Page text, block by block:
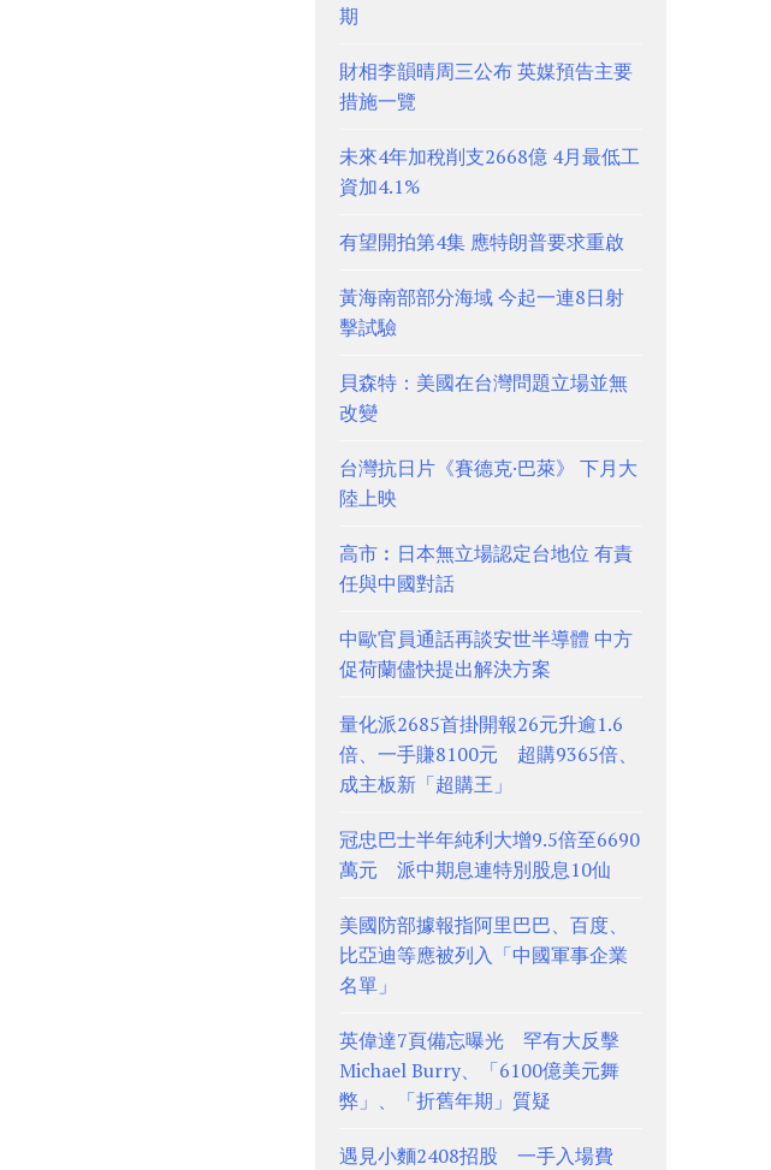
期
財相李韻晴周三公布 英媒預告主要
措施一覽
未來4年加稅削支2668億 4月最低工
資加4.1%
有望開拍第4集 應特朗普要求重啟
黃海南部部分海域 今起一連8日射
擊試驗
貝森特：美國在台灣問題立場並無
改變
台灣抗日片《賽德克·巴萊》 下月大
陸上映
高市︰日本無立場認定台地位 有責
任與中國對話
中歐官員通話再談安世半導體 中方
促荷蘭儘快提出解決方案
量化派2685首掛開報26元升逾1.6
倍、一手賺8100元 超購9365倍、
成主板新「超購王」
冠忠巴士半年純利大增9.5倍至6690
萬元 派中期息連特別股息10仙
美國防部據報指阿里巴巴、百度、
比亞迪等應被列入「中國軍事企業
名單」
英偉達7頁備忘曝光 罕有大反擊
Michael Burry、「6100億美元舞
弊」、「折舊年期」質疑
遇見小麵2408招股 一手入場費